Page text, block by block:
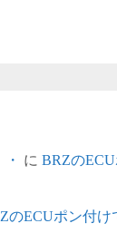
に BRZの
のECUポン付け